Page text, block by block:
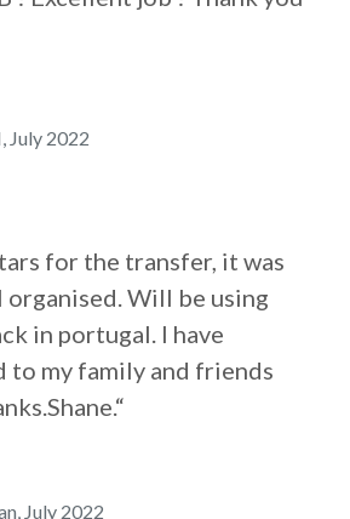
July 2022
for the transfer, it was
organised. Will be using
in portugal. I have
to my family and friends
July 2022